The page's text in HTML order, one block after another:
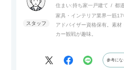
サイドボードとして多目的な用途
また、扉は横方向へのスライド式
ペースを最小限に抑えられ、省ス
住まい:持ち家一戸建て 都
家具・インテリア業界一筋
アドバイザー資格保有。素材
カー観戦が趣味。
参考にな